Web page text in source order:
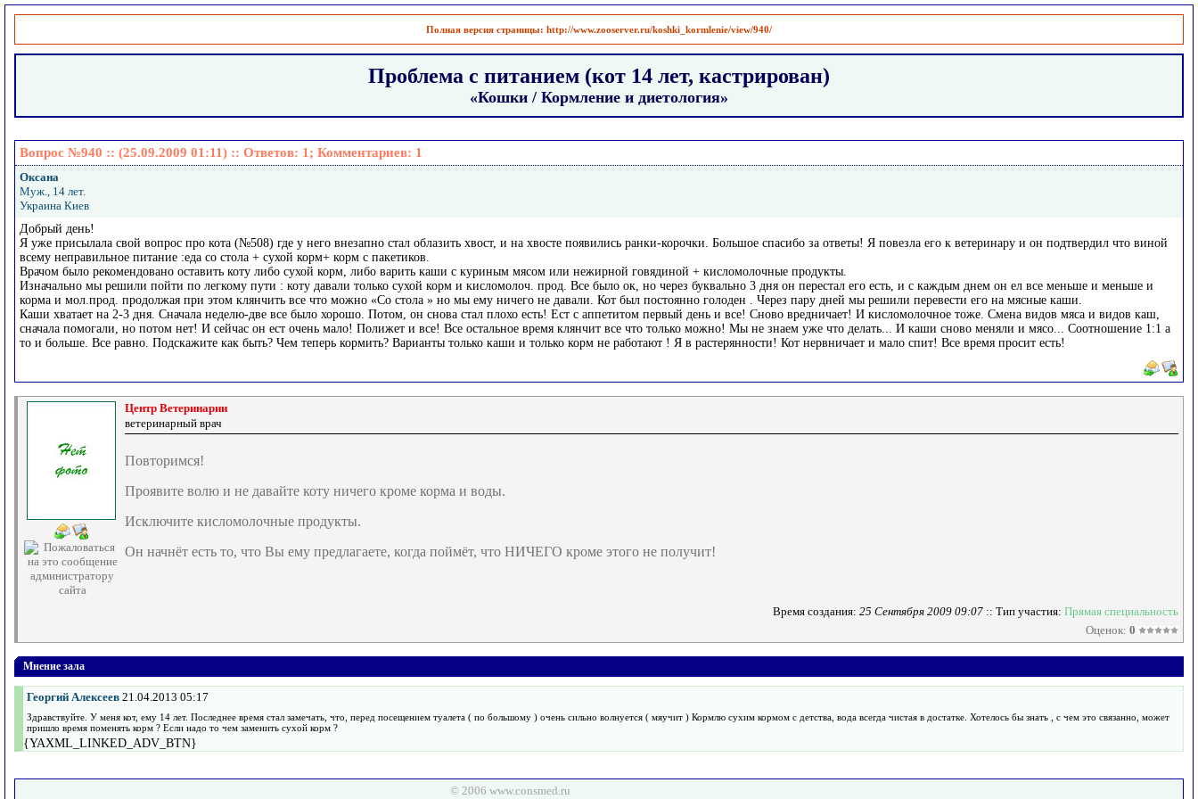
Полная версия страницы: http://www.zooserver.ru/koshki_kormlenie/view/940/
Проблема с питанием (кот 14 лет, кастрирован)
«Кошки / Кормление и диетология»
Вопрос №940 :: (25.09.2009 01:11) :: Ответов: 1 ; Комментариев: 1
Оксана
Муж., 14 лет.
Украина Киев
Добрый день!
Я уже присылала свой вопрос про кота (№508) где у него внезапно стал облазить хвост, и на хвосте появились ранки-корочки. Большое спасибо за ответы! Я повезла его к ветеринару и он подтвердил что виной
всему неправильное питание :еда со стола + сухой корм+ корм с пакетиков.
Врачом было рекомендовано оставить коту либо сухой корм, либо варить каши с куриным мясом или нежирной говядиной + кисломолочные продукты.
Изначально мы решили пойти по легкому пути : коту давали только сухой корм и кисломолоч. прод. Все было ок, но через буквально 3 дня он перестал его есть, и с каждым днем он ел все меньше и меньше и
корма и мол.прод. продолжая при этом клянчить все что можно «Со стола » но мы ему ничего не давали. Кот был постоянно голоден . Через пару дней мы решили перевести его на мясные каши.
Каши хватает на 2-3 дня. Сначала неделю-две все было хорошо. Потом, он снова стал плохо есть! Ест с аппетитом первый день и все! Сново вредничает! И кисломолочное тоже. Смена видов мяса и видов каш,
сначала помогали, но потом нет! И сейчас он ест очень мало! Полижет и все! Все остальное время клянчит все что только можно! Мы не знаем уже что делать... И каши сново меняли и мясо... Соотношение 1:1 а
то и больше. Все равно. Подскажите как быть? Чем теперь кормить? Варианты только каши и только корм не работают ! Я в растерянности! Кот нервничает и мало спит! Все время просит есть!
Центр Ветеринарии
ветеринарный врач
Повторимся!
Проявите волю и не давайте коту ничего кроме корма и воды.
Исключите кисломолочные продукты.
Он начнёт есть то, что Вы ему предлагаете, когда поймёт, что НИЧЕГО кроме этого не получит!
Время создания: 25 Сентября 2009 09:07 :: Тип участия: Прямая специальность
Оценок: 0
Мнение зала
Георгий Алексеев 21.04.2013 05:17
Здравствуйте. У меня кот, ему 14 лет. Последнее время стал замечать, что, перед посещением туалета ( по большому ) очень сильно волнуется ( мяучит ) Кормлю сухим кормом с детства, вода всегда чистая в достатке. Хотелось бы знать , с чем это связанно, может
пришло время поменять корм ? Если надо то чем заменить сухой корм ?
{YAXML_LINKED_ADV_BTN}
© 2006 www.consmed.ru